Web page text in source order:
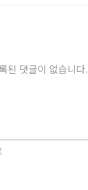
된 댓글이 없습니다.